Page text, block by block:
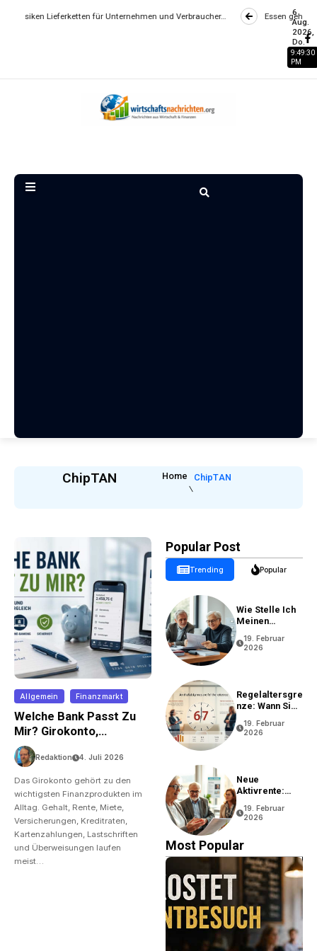
für Unternehmen und Verbraucher… Essen gehen wird zum
6
Aug.
2026,
Do.
9:49:31
PM
ChipTAN Home ChipTAN
Allgemein Finanzmarkt
Welche Bank Passt Zu
Mir? Girokonto,
Gebühren Und Online-
Banking Im Vergleich
Redaktion 4. Juli 2026
Das Girokonto gehört zu den
wichtigsten Finanzprodukten im
Alltag. Gehalt, Rente, Miete,
Versicherungen, Kreditraten,
Kartenzahlungen, Lastschriften
und Überweisungen laufen
meist…
Popular Post
Trending Popular
Wie Stelle Ich
Meinen
19. Februar
2026
Regelaltersgre
Nze: Wann Sie
Können
19. Februar
2026
Neue
Aktivrente:
Bedingungen
19. Februar
2026
Most Popular